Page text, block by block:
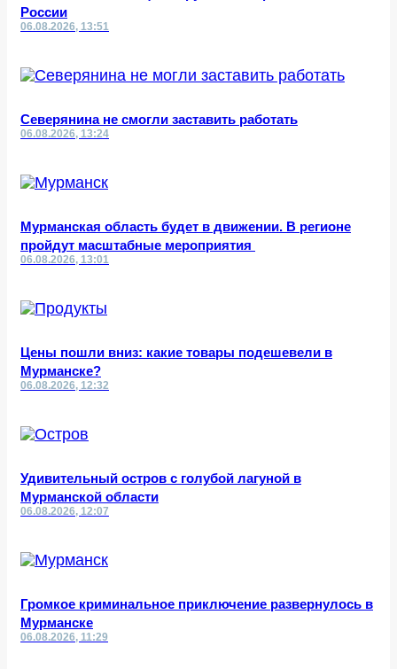
России
06.08.2026, 13:51
Северянина не смогли заставить работать
06.08.2026, 13:24
Мурманская область будет в движении. В регионе
пройдут масштабные мероприятия
06.08.2026, 13:01
Цены пошли вниз: какие товары подешевели в
Мурманске?
06.08.2026, 12:32
Удивительный остров с голубой лагуной в
Мурманской области
06.08.2026, 12:07
Громкое криминальное приключение развернулось в
Мурманске
06.08.2026, 11:29